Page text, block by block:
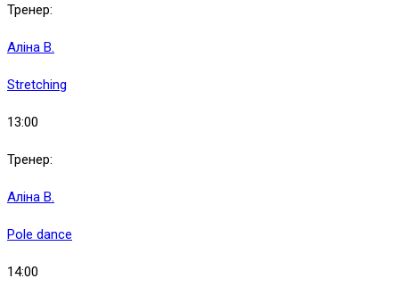
Тренер:
Аліна В.
Stretching
13:00
Тренер:
Аліна В.
Pole dance
14:00